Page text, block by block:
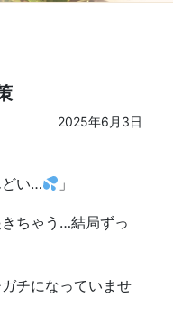
2025年6月3日
どい… 」
きちゃう…結局ずっ
チになっていませ